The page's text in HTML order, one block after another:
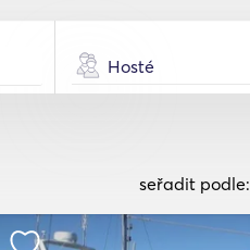
Hosté
seřadit podle: